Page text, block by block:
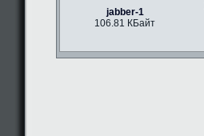
jabber-1
106.81 КБайт